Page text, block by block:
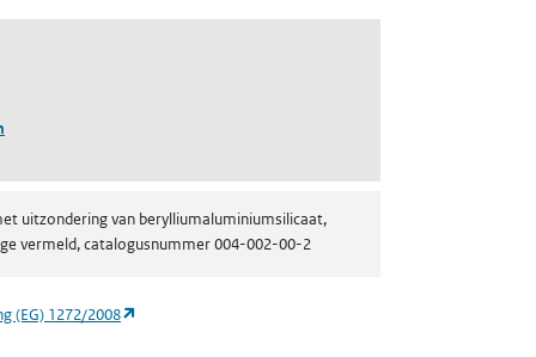
uitzondering van berylliumaluminiumsilicaat,
vermeld, catalogusnummer 004-002-00-2
(EG) 1272/2008